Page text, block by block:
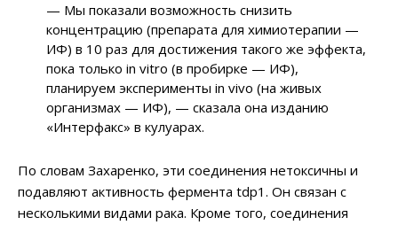
— Мы показали возможность снизить
концентрацию (препарата для химиотерапии —
ИФ) в 10 раз для достижения такого же эффекта,
пока только in vitro (в пробирке — ИФ),
планируем эксперименты in vivo (на живых
организмах — ИФ), — сказала она изданию
«Интерфакс» в кулуарах.
По словам Захаренко, эти соединения нетоксичны и
подавляют активность фермента tdp1. Он связан с
несколькими видами рака. Кроме того, соединения